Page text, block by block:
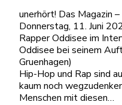
unerhört! Das Magazin
Donnerstag, 11. Juni
Rapper Oddisee im
Oddisee bei seinem
Gruenhagen)
Hip-Hop und Rap sind
kaum noch
Menschen mit diesen…